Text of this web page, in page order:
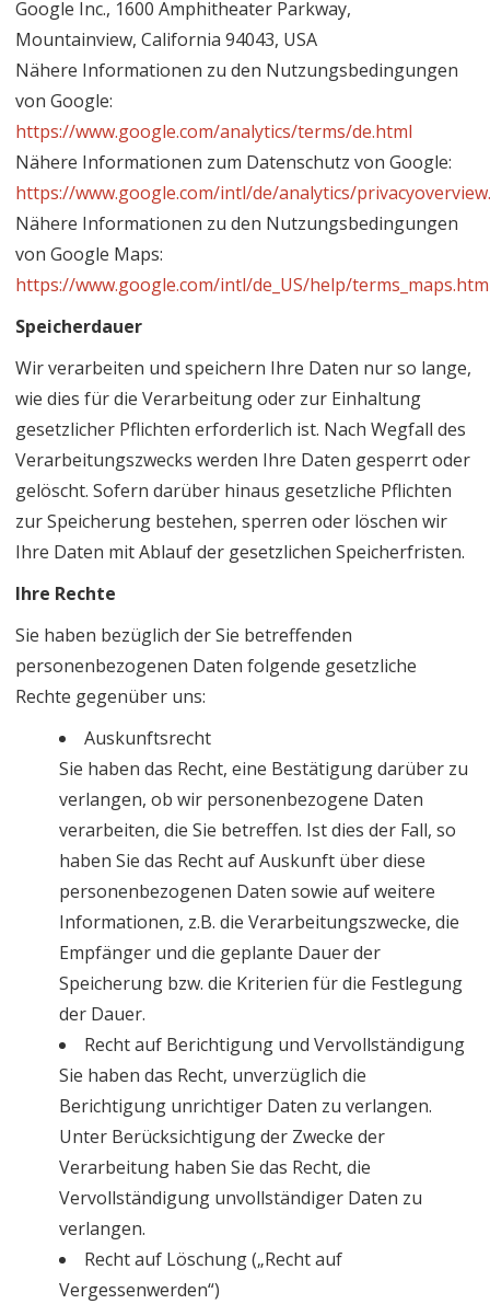
Google Inc., 1600 Amphitheater Parkway,
Mountainview, California 94043, USA
Nähere Informationen zu den Nutzungsbedingungen
von Google:
https://www.google.com/analytics/terms/de.html
Nähere Informationen zum Datenschutz von Google:
https://www.google.com/intl/de/analytics/
Nähere Informationen zu den Nutzungsbedingungen
von Google Maps:
https://www.google.com/intl/de_US/help/
Speicherdauer
Wir verarbeiten und speichern Ihre Daten nur so lange,
wie dies für die Verarbeitung oder zur Einhaltung
gesetzlicher Pflichten erforderlich ist. Nach Wegfall des
Verarbeitungszwecks werden Ihre Daten gesperrt oder
gelöscht. Sofern darüber hinaus gesetzliche Pflichten
zur Speicherung bestehen, sperren oder löschen wir
Ihre Daten mit Ablauf der gesetzlichen Speicherfristen.
Ihre Rechte
Sie haben bezüglich der Sie betreffenden
personenbezogenen Daten folgende gesetzliche
Rechte gegenüber uns:
Auskunftsrecht
Sie haben das Recht, eine Bestätigung darüber zu
verlangen, ob wir personenbezogene Daten
verarbeiten, die Sie betreffen. Ist dies der Fall, so
haben Sie das Recht auf Auskunft über diese
personenbezogenen Daten sowie auf weitere
Informationen, z.B. die Verarbeitungszwecke, die
Empfänger und die geplante Dauer der
Speicherung bzw. die Kriterien für die Festlegung
der Dauer.
Recht auf Berichtigung und Vervollständigung
Sie haben das Recht, unverzüglich die
Berichtigung unrichtiger Daten zu verlangen.
Unter Berücksichtigung der Zwecke der
Verarbeitung haben Sie das Recht, die
Vervollständigung unvollständiger Daten zu
verlangen.
Recht auf Löschung („Recht auf
Vergessenwerden“)